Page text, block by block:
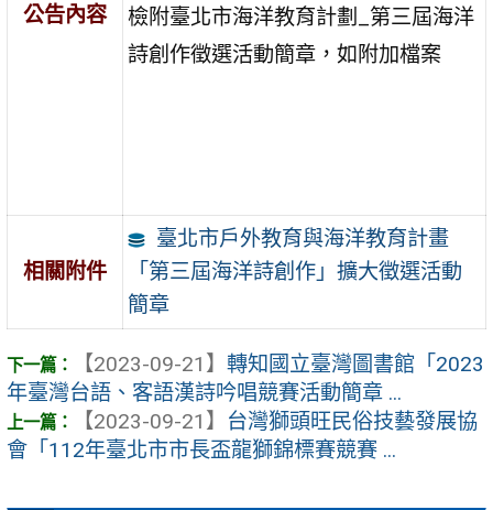
公告內容
檢附臺北市海洋教育計劃_第三屆海洋
詩創作徵選活動簡章，如附加檔案
相關附件
臺北市戶外教育與海洋教育計畫
「第三屆海洋詩創作」擴大徵選活動
簡章
【2023-09-21】 轉知國立臺灣圖書館「2023
年臺灣台語、客語漢詩吟唱競賽活動簡章 ...
【2023-09-21】 台灣獅頭旺民俗技藝發展協
會「112年臺北市市長盃龍獅錦標賽競賽 ...